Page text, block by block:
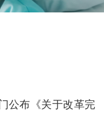
公布《关于改革完